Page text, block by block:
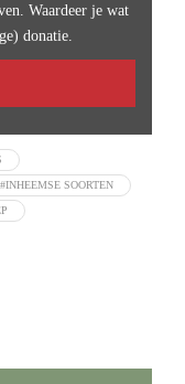
Waardeer je wat
donatie.
#INHEEMSE SOORTEN